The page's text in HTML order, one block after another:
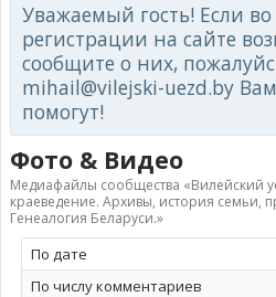
Уважаемый гость! Если
регистрации на сайте
сообщите о них,
mihail@vilejski-uezd.by
помогут!
Фото & Видео
Медиафайлы сообщества «Вилейский
краеведение. Архивы, история семьи,
Генеалогия Беларуси.»
По дате
По числу комментариев